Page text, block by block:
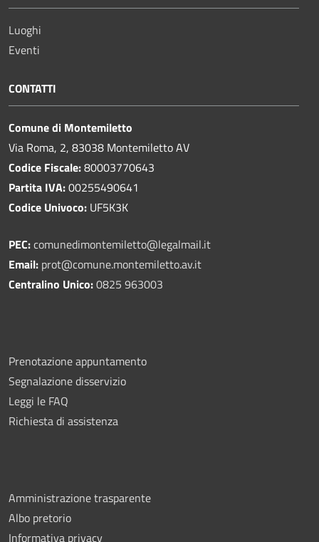
Luoghi
Eventi
CONTATTI
Comune di Montemiletto
Via Roma, 2, 83038 Montemiletto AV
Codice Fiscale:80003770643
Partita IVA:00255490641
Codice Univoco: UF5K3K
PEC:comunedimontemiletto@legalmail.it
Email: prot@comune.montemiletto.av.it
Centralino Unico:0825 963003
Prenotazione appuntamento
Segnalazione disservizio
Leggi le FAQ
Richiesta di assistenza
Amministrazione trasparente
Albo pretorio
Informativa privacy